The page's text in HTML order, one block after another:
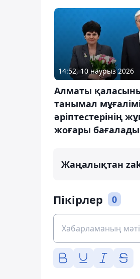
14:52, 10 наурыз 2026
Алматы
танымал
әріптестерінің
жоғары бағалады
Жаңалықтан
Пікірлер 0